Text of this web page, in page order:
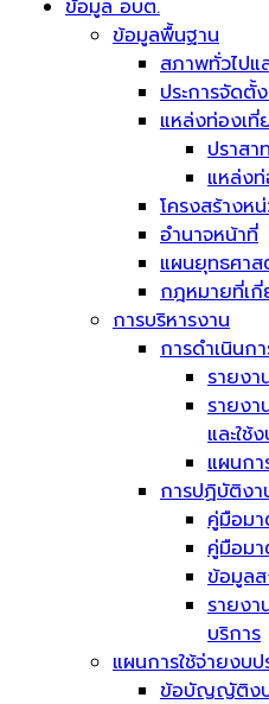
ข้อมูล อบต.
ข้อมูลพื้นฐาน
สภาพทั่วไปแ
ประการจัดตั้
แหล่งท่องเที่
ปราสา
แหล่งท่
โครงสร้างห
อำนาจหน้าที่
แผนยุทธศาส
กฎหมายที่เ
การบริหารงาน
การดำเนินก
รายงา
รายงา
และใช้
แผนกา
การปฏิบัติงา
คู่มือม
คู่มือมา
ข้อมูลส
รายงา
บริการ
แผนการใช้จ่ายงบ
ข้อบัญญัติงบ